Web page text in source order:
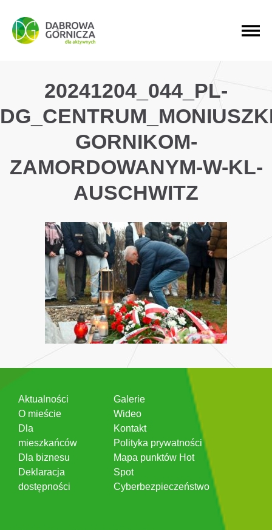
PRZEJDŹ DO MENU GŁÓWNEGO
PRZEJDŹ DO WYSZUKIWARKI
PRZEJDŹ DO TREŚCI
20241204_044_PL-
GORNIKOM-
ZAMORDOWANYM-W-KL-
AUSCHWITZ
Aktualności
O mieście
Dla
mieszkańców
Dla biznesu
Deklaracja
dostępności
Galerie
Wideo
Kontakt
Polityka prywatności
Mapa punktów Hot
Spot
Cyberbezpieczeństwo